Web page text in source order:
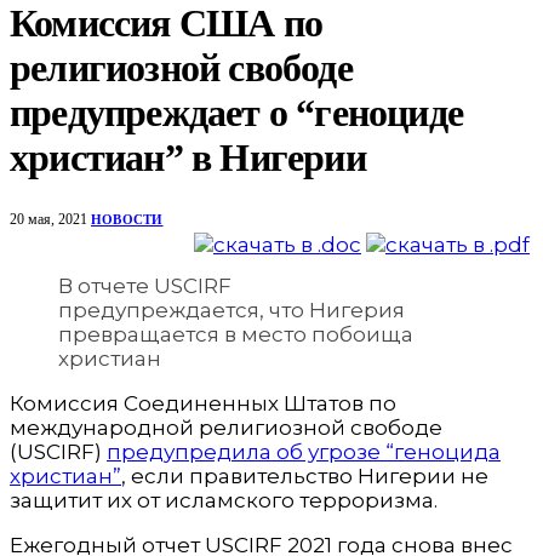
Комиссия США по
религиозной свободе
предупреждает о “геноциде
христиан” в Нигерии
20 мая, 2021 НОВОСТИ
В отчете USCIRF
предупреждается, что Нигерия
превращается в место побоища
христиан
Комиссия Соединенных Штатов по
международной религиозной свободе
(USCIRF) предупредила об угрозе “геноцида
христиан”, если правительство Нигерии не
защитит их от исламского терроризма.
Ежегодный отчет USCIRF 2021 года снова внес